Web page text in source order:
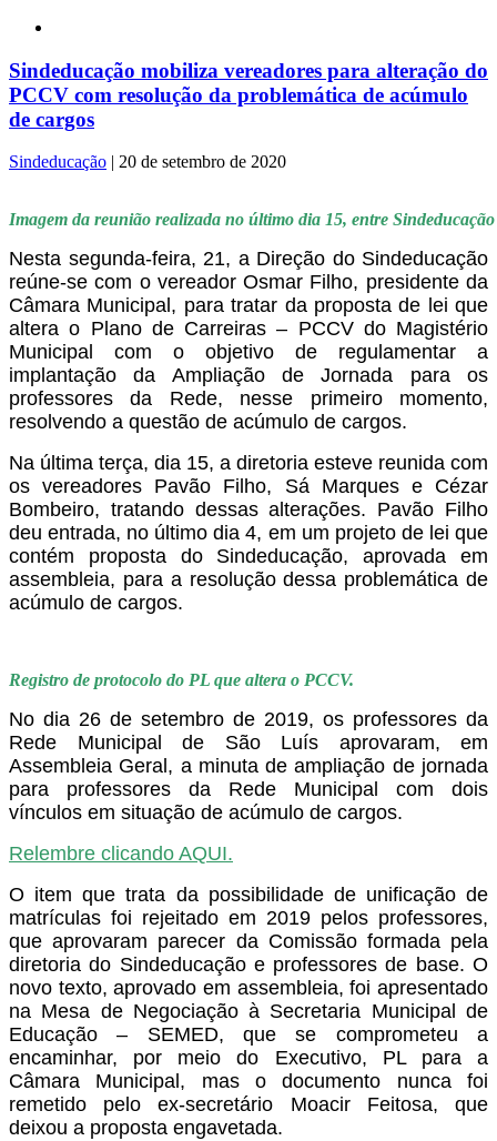
Sindeducação mobiliza vereadores para alteração do
PCCV com resolução da problemática de acúmulo
de cargos
Sindeducação | 20 de setembro de 2020
Imagem da reunião realizada no último dia 15, entre Sindeducação
Nesta segunda-feira, 21, a Direção do Sindeducação
reúne-se com o vereador Osmar Filho, presidente da
Câmara Municipal, para tratar da proposta de lei que
altera o Plano de Carreiras – PCCV do Magistério
Municipal com o objetivo de regulamentar a
implantação da Ampliação de Jornada para os
professores da Rede, nesse primeiro momento,
resolvendo a questão de acúmulo de cargos.
Na última terça, dia 15, a diretoria esteve reunida com
os vereadores Pavão Filho, Sá Marques e Cézar
Bombeiro, tratando dessas alterações. Pavão Filho
deu entrada, no último dia 4, em um projeto de lei que
contém proposta do Sindeducação, aprovada em
assembleia, para a resolução dessa problemática de
acúmulo de cargos.
Registro de protocolo do PL que altera o PCCV.
No dia 26 de setembro de 2019, os professores da
Rede Municipal de São Luís aprovaram, em
Assembleia Geral, a minuta de ampliação de jornada
para professores da Rede Municipal com dois
vínculos em situação de acúmulo de cargos.
Relembre clicando AQUI.
O item que trata da possibilidade de unificação de
matrículas foi rejeitado em 2019 pelos professores,
que aprovaram parecer da Comissão formada pela
diretoria do Sindeducação e professores de base. O
novo texto, aprovado em assembleia, foi apresentado
na Mesa de Negociação à Secretaria Municipal de
Educação – SEMED, que se comprometeu a
encaminhar, por meio do Executivo, PL para a
Câmara Municipal, mas o documento nunca foi
remetido pelo ex-secretário Moacir Feitosa, que
deixou a proposta engavetada.